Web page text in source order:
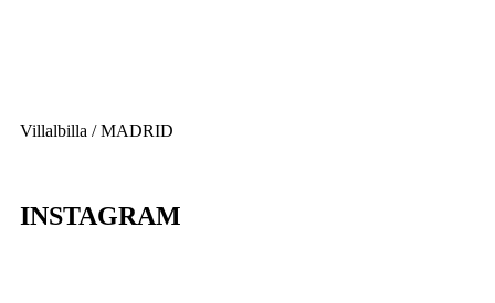
Villalbilla / MADRID
INSTAGRAM